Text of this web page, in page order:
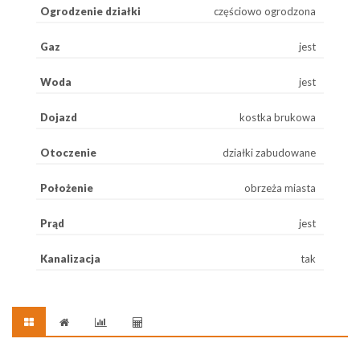
Ogrodzenie działki częściowo ogrodzona
Gaz jest
Woda jest
Dojazd kostka brukowa
Otoczenie działki zabudowane
Położenie obrzeża miasta
Prąd jest
Kanalizacja tak